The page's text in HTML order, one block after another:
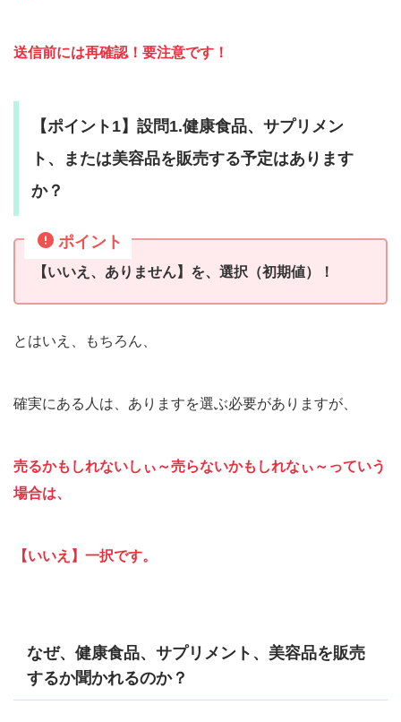
送信前には再確認！要注意です！
【ポイント1】設問1.健康食品、サプリメン
ト、または美容品を販売する予定はあります
か？
ポイント
【いいえ、ありません】を、選択（初期値）！
とはいえ、もちろん、
確実にある人は、ありますを選ぶ必要がありますが、
売るかもしれないしぃ～売らないかもしれなぃ～っていう
場合は、
【いいえ】一択です。
なぜ、健康食品、サプリメント、美容品を販売
するか聞かれるのか？